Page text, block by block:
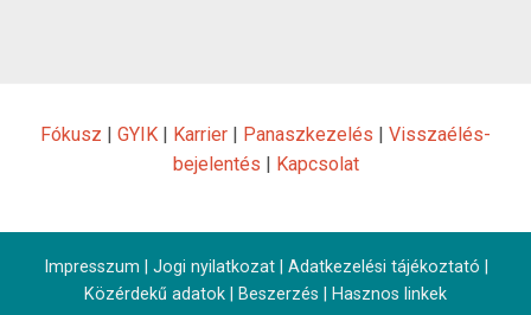
Fókusz GYIK Karrier Panaszkezelés
Visszaélés-
bejelentés
Kapcsolat
Impresszum Jogi nyilatkozat| Adatkezelési tájékoztató
Közérdekű adatok
Beszerzés Hasznos linkek